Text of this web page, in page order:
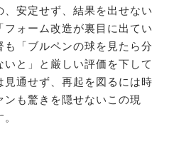
安定せず、結果を出せない
フォーム改造が裏目に出てい
も「ブルペンの球を見たら分
と」と厳しい評価を下して
見通せず、再起を図るには時
も驚きを隠せないこの現